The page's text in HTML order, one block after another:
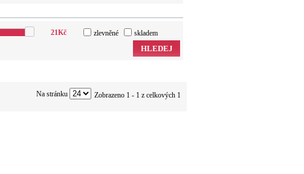
21Kč zlevněné skladem
HLEDEJ
Zobrazeno 1 - 1 z celkových 1
Na stránku